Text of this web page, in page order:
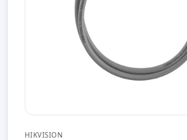
HIKVISION